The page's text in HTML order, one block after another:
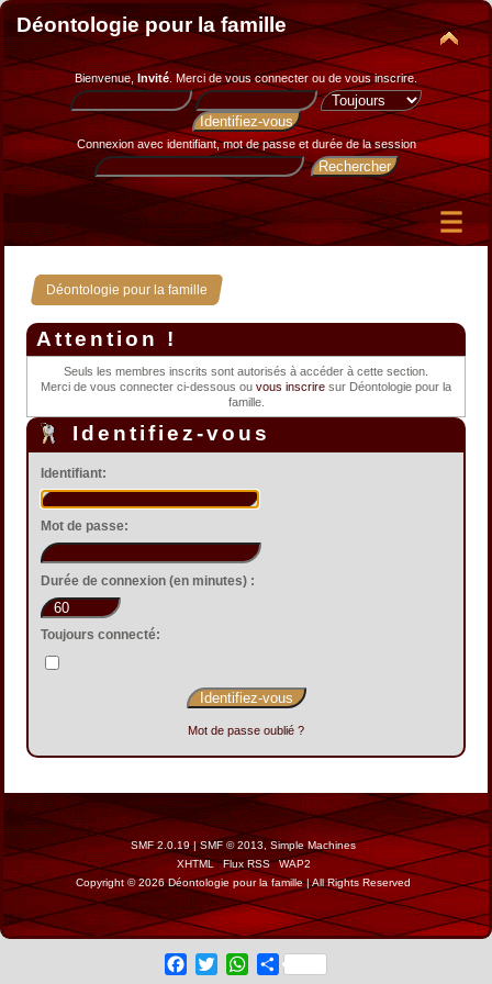
Déontologie pour la famille
Bienvenue, Invité. Merci devous connecter ou de vous inscrire.
Connexion avec identifiant, mot de passe et durée de la session
Déontologie pour la famille
Attention !
Seuls les membres inscrits sont autorisés à accéder à cette section.
Merci de vous connecter ci-dessous ou vous inscrire sur Déontologie pour la
famille.
Identifiez-vous
Identifiant:
Mot de passe:
Durée de connexion (en minutes) :
Toujours connecté:
Mot de passe oublié ?
SMF 2.0.19|SMF © 2013, Simple Machines
XHTML
Flux RSS
WAP2
Copyright © 2026 Déontologie pour la famille | All Rights Reserved
Facebook
Twitter WhatsApp
Share